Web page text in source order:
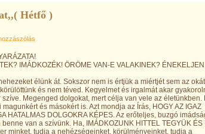
Hétfő )
IMÁDKOZÉK! ÖRÖME VAN-E VALAKINEK? ÉNEKELJEN
élünk át. Sokszor nem is értjük a miértjét sem az
és nem téved. Kegyelmet és irgalmát akar
Megenged dolgokat, mert célja van vele az életünkben.
és másokért is. Azt mondja az Írás, HOGY AZ IGAZ
HATALMAS DOLGOKRA KÉPES. Az erőteljes, buzgó
van a szívünk. Ha, IMÁDKOZUNK HITTEL TEGYÜK ÉS
minket, tudja a nehézségeinket, körülményeinket, tudja a